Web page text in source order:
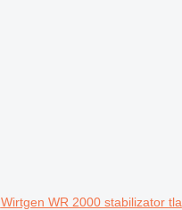
Wirtgen WR 2000 stabilizator tla